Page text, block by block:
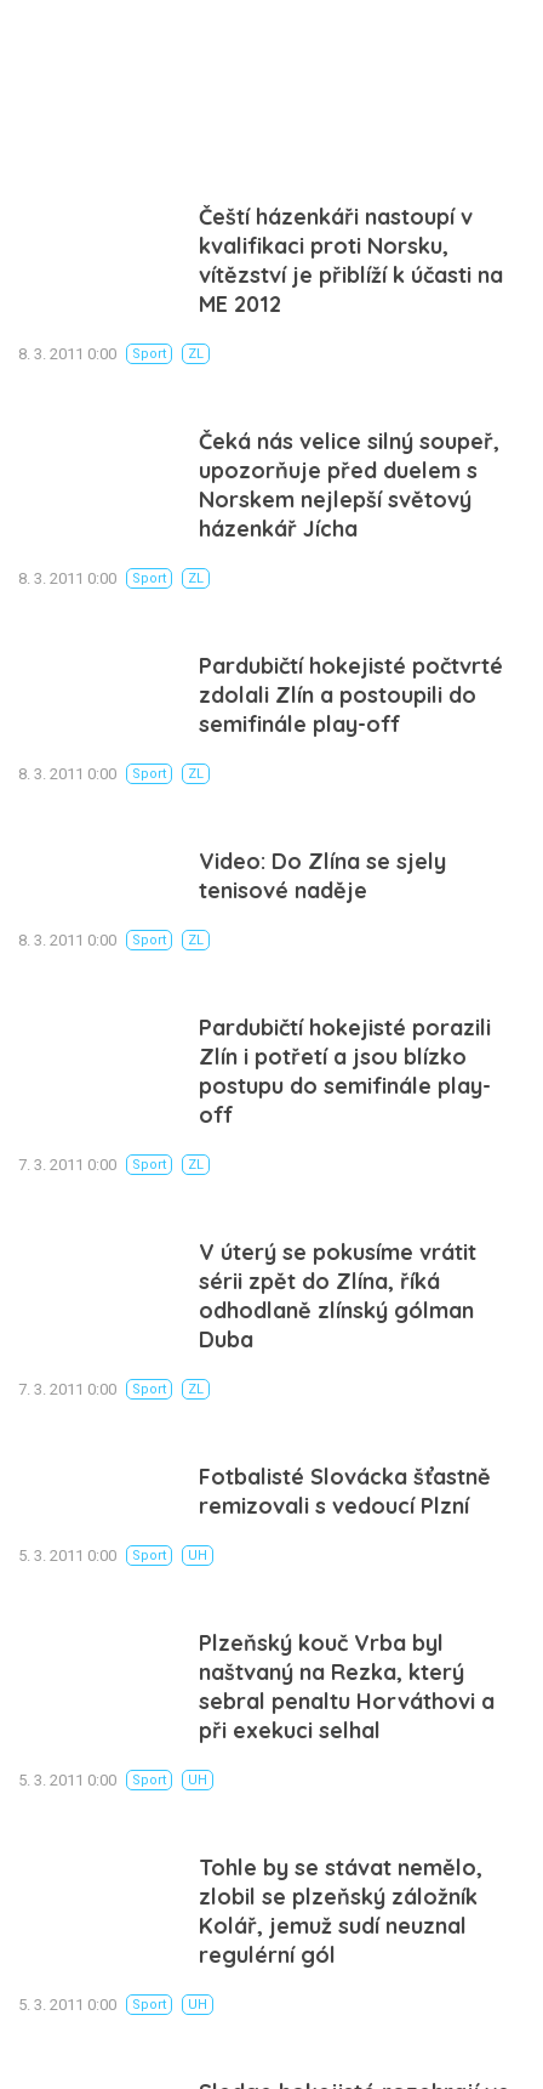
Čeští házenkáři nastoupí v
kvalifikaci proti Norsku,
vítězství je přiblíží k účasti na
ME 2012
8. 3. 2011 0:00 Sport ZL
Čeká nás velice silný soupeř,
upozorňuje před duelem s
Norskem nejlepší světový
házenkář Jícha
8. 3. 2011 0:00 Sport ZL
Pardubičtí hokejisté počtvrté
zdolali Zlín a postoupili do
semifinále play-off
8. 3. 2011 0:00 Sport ZL
Video: Do Zlína se sjely
tenisové naděje
8. 3. 2011 0:00 Sport ZL
Pardubičtí hokejisté porazili
Zlín i potřetí a jsou blízko
postupu do semifinále play-
off
7. 3. 2011 0:00 Sport ZL
V úterý se pokusíme vrátit
sérii zpět do Zlína, říká
odhodlaně zlínský gólman
Duba
7. 3. 2011 0:00 Sport ZL
Fotbalisté Slovácka šťastně
remizovali s vedoucí Plzní
5. 3. 2011 0:00 Sport UH
Plzeňský kouč Vrba byl
naštvaný na Rezka, který
sebral penaltu Horváthovi a
při exekuci selhal
5. 3. 2011 0:00 Sport UH
Tohle by se stávat nemělo,
zlobil se plzeňský záložník
Kolář, jemuž sudí neuznal
regulérní gól
5. 3. 2011 0:00 Sport UH